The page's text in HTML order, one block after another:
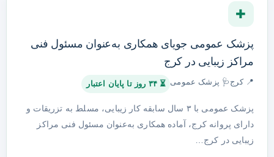
✚
پزشک عمومی جویای همکاری به‌عنوان مسئول فنی
مراکز زیبایی در کرج
📍 کرج 🩺 پزشک عمومی ⏳ ۳۴ روز تا پایان اعتبار
پزشک عمومی با ۳ سال سابقه کار زیبایی، مسلط به تزریقات و
دارای پروانه کرج، آماده همکاری به‌عنوان مسئول فنی مراکز
زیبایی در کرج…